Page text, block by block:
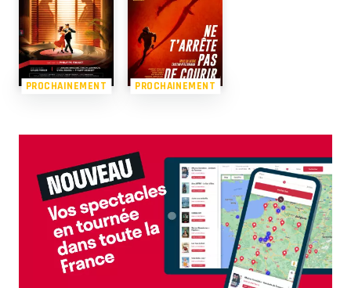
PROCHAINEMENT PROCHAINEMENT